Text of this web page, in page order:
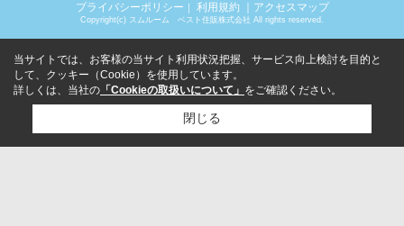
プライバシーポリシー 利用規約 ｜アクセスマップ
Copyright(c) スムルーム ベスト住販株式会社 All rights reserved.
当サイトでは、お客様の当サイト利用状況把握、サービス向上検討を目的と
して、クッキー（Cookie）を使用しています。
詳しくは、当社の 「Cookieの取扱いについて」 をご確認ください。
閉じる